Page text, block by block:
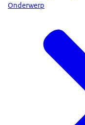
Onderwerp